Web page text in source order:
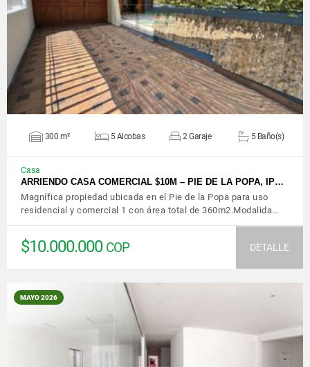
VER DETALLES
300 m² 5 Alcobas 2 Garaje 5 Baño(s)
Casa
ARRIENDO CASA COMERCIAL $10M – PIE DE LA POPA, IP…
Magnífica propiedad ubicada en el Pie de la Popa para uso
residencial y comercial 1 con área total de 360m2.Modalida…
$10.000.000 COP DETALLE
MAYO 2026